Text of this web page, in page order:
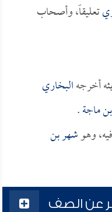
تعليقاً، وأصحاب
أخرجهالبخاري
ماجة.
وهوشهر بن
عن الصف